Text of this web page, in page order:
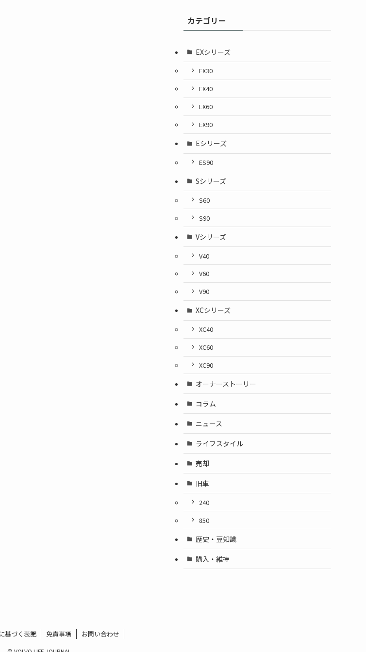
カテゴリー
EXシリーズ
EX30
EX40
EX60
EX90
Eシリーズ
ES90
Sシリーズ
S60
S90
Vシリーズ
V40
V60
V90
XCシリーズ
XC40
XC60
XC90
オーナーストーリー
コラム
ニュース
ライフスタイル
売却
旧車
240
850
歴史・豆知識
購入・維持
基づく表記 免責事項 お問い合わせ